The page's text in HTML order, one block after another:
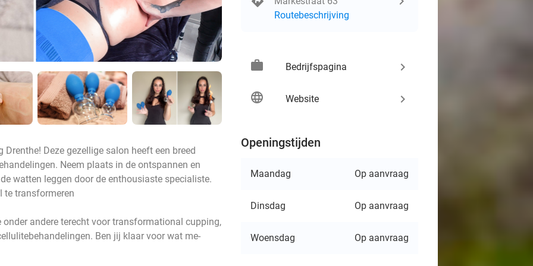
Deze gezellige salon heeft een breed
Neem plaats in de ontspannen en
watten leggen door de enthousiaste specialiste.
te transformeren
onder andere terecht voor transformational cupping,
Ben jij klaar voor wat me-
Routebeschrijving
work Bedrijfspagina keyboard_arrow_right
language Website keyboard_arrow_right
Openingstijden
Maandag Op aanvraag
Dinsdag Op aanvraag
Woensdag Op aanvraag